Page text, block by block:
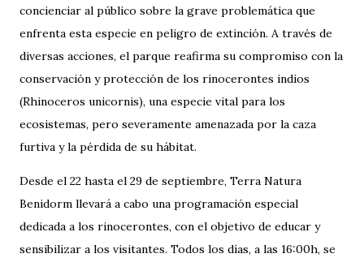
concienciar al público sobre la grave problemática que
enfrenta esta especie en peligro de extinción. A través de
diversas acciones, el parque reafirma su compromiso con la
conservación y protección de los rinocerontes indios
(Rhinoceros unicornis), una especie vital para los
ecosistemas, pero severamente amenazada por la caza
furtiva y la pérdida de su hábitat.
Desde el 22 hasta el 29 de septiembre, Terra Natura
Benidorm llevará a cabo una programación especial
dedicada a los rinocerontes, con el objetivo de educar y
sensibilizar a los visitantes. Todos los días, a las 16:00h, se